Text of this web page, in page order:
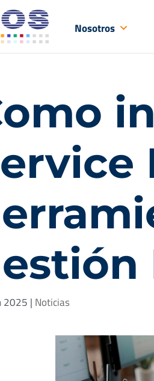
Nosotros
2025 | Noticias